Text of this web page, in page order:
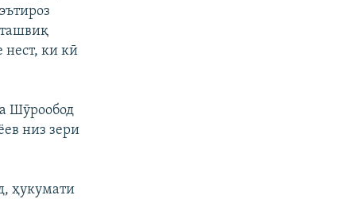
нест, ки кӣ
Шӯрообод
низ зери
ҳукумати